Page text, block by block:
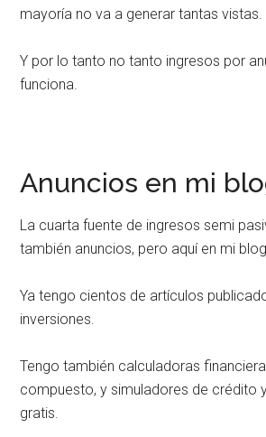
mayoría no va a generar tantas vistas.
Y por lo tanto no tanto ingresos por
funciona.
Anuncios en mi
La cuarta fuente de ingresos semi
también anuncios, pero aquí en mi blog.
Ya tengo cientos de artículos
inversiones.
Tengo también calculadoras
compuesto, y simuladores de crédito
gratis.